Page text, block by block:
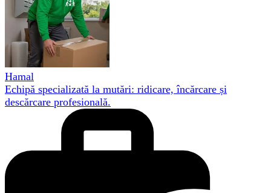
Hamal
Echipă specializată la mutări: ridicare, încărcare și
descărcare profesională.